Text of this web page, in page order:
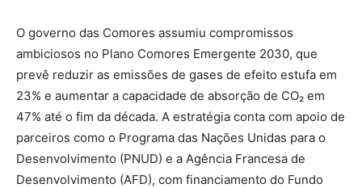
O governo das Comores assumiu compromissos
ambiciosos no Plano Comores Emergente 2030, que
prevê reduzir as emissões de gases de efeito estufa em
23% e aumentar a capacidade de absorção de CO₂ em
47% até o fim da década. A estratégia conta com apoio de
parceiros como o Programa das Nações Unidas para o
Desenvolvimento (PNUD) e a Agência Francesa de
Desenvolvimento (AFD), com financiamento do Fundo